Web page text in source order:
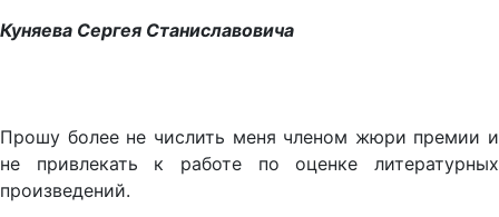
Куняева Сергея Станиславовича
Прошу более не числить меня членом жюри премии и
не привлекать к работе по оценке литературных
произведений.